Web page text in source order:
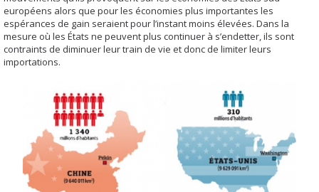
européens alors que pour les économies plus importantes les
espérances de gain seraient pour l’instant moins élevées. Dans la
mesure où les États ne peuvent plus continuer à s’endetter, ils sont
contraints de diminuer leur train de vie et donc de limiter leurs
importations.